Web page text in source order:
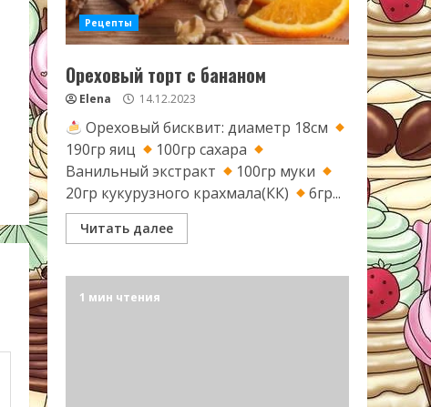
Рецепты
Ореховый торт с бананом
Elena 14.12.2023
Ореховый бисквит: диаметр 18см
190гр яиц
100гр сахара
Ванильный экстракт
100гр муки
20гр кукурузного крахмала(КК)
6гр...
Читать далее
1 мин чтения